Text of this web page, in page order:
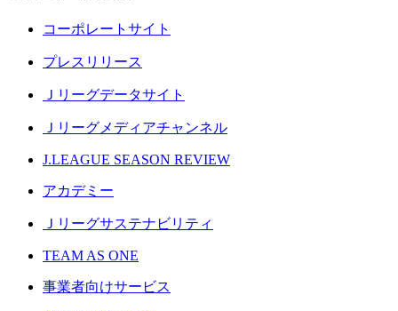
コーポレートサイト
プレスリリース
Ｊリーグデータサイト
Ｊリーグメディアチャンネル
J.LEAGUE SEASON REVIEW
アカデミー
Ｊリーグサステナビリティ
TEAM AS ONE
事業者向けサービス